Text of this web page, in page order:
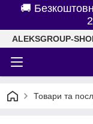
🚚
ALEKSGROUP-
Товари та